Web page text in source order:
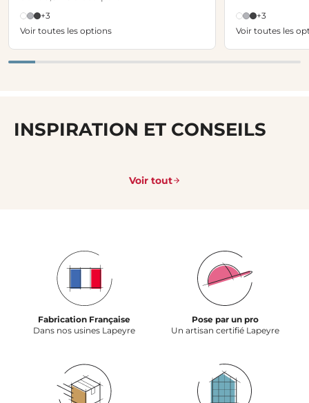
+3
Voir toutes les options
+3
Voir toutes les
INSPIRATION ET CONSEILS
Voir tout
Fabrication Française
Dans nos usines Lapeyre
Pose par un pro
Un artisan certifié Lapeyre